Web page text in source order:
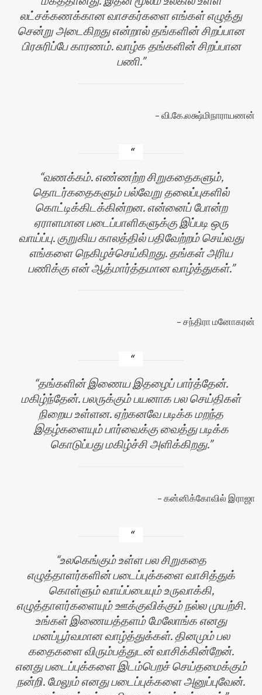
லட்சக்கணக்கான வாசகர்களை எங்கள் எழுத்து
சென்று அடைகிறது என்றால் தங்களின் சிறப்பான
பிரசுரிப்பே காரணம். வாழ்க தங்களின் சிறப்பான
பணி.
வி.கே.லக்ஷ்மிநாராயணன்
வணக்கம். எண்ணற்ற சிறுகதைகளும்,
தொடர்கதைகளும் பல்வேறு தலைப்புகளில்
கொட்டிக்கிடக்கின்றன. என்னைப் போன்ற
ஏராளமான படைப்பாளிகளுக்கு இப்படி ஒரு
வாய்ப்பு. குறுகிய காலத்தில் பதிவேற்றம் செய்வது
எங்களை நெகிழச்செய்கிறது. தங்கள் அரிய
பணிக்கு என் ஆத்மார்த்தமான வாழ்த்துகள்.
சந்திரா மனோகரன்
தங்களின் இணைய இதழைப் பார்த்தேன்.
மகிழ்ந்தேன். பலருக்கும் பயனாக பல செய்திகள்
நிறைய உள்ளன. ஏற்கனவே படிக்க மறந்த
இதழ்களையும் பார்வைக்கு வைத்து படிக்க
கொடுப்பது மகிழ்ச்சி அளிக்கிறது.
கன்னிக்கோவில் இராஜா
உலகெங்கும் உள்ள பல சிறுகதை
எழுத்தாளர்களின் படைப்புக்களை வாசித்துக்
கொள்ளும் வாய்ப்பையும் உருவாக்கி,
எழுத்தாளர்களையும் ஊக்குவிக்கும் நல்ல முயற்சி.
உங்கள் இணையத்தளம் மேலோங்க எனது
மனப்பூர்வமான வாழ்த்துக்கள். தினமும் பல
கதைகளை விரும்பத்துடன் வாசிக்கின்றேன்.
எனது படைப்புக்களை இடம்பெறச் செய்தமைக்கும்
நன்றி. மேலும் எனது படைப்புக்களை அனுப்புவேன்.